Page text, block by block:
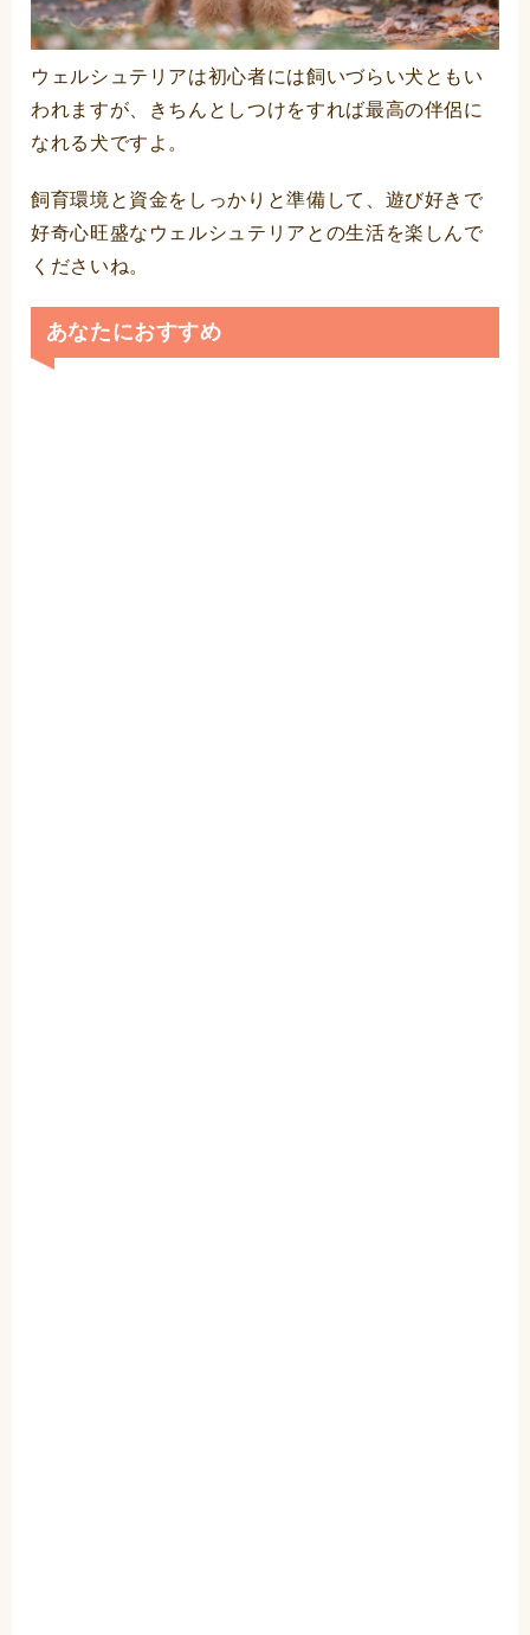
ウェルシュテリアは初心者には飼いづらい犬ともい
われますが、きちんとしつけをすれば最高の伴侶に
なれる犬ですよ。
飼育環境と資金をしっかりと準備して、遊び好きで
好奇心旺盛なウェルシュテリアとの生活を楽しんで
くださいね。
あなたにおすすめ